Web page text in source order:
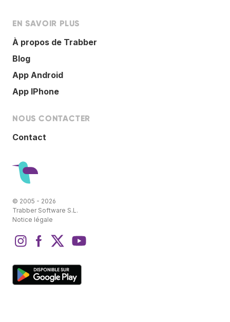
EN SAVOIR PLUS
À propos de Trabber
Blog
App Android
App IPhone
NOUS CONTACTER
Contact
© 2005 - 2026
Trabber Software S.L.
Notice légale